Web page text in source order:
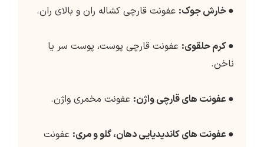
●خارش جوک: عفونت قارچی کشاله ران و بالای ران.
●کرم حلقوی: عفونت قارچی پوست، پوست سر یا
ناخن.
● عفونت های قارچی واژن: عفونت مخمری واژن.
● عفونت های کاندیدیایی دهان، گلو و مری: عفونت